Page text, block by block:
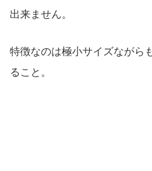
出来ません。
特徴なのは極小サイズながら
ること。